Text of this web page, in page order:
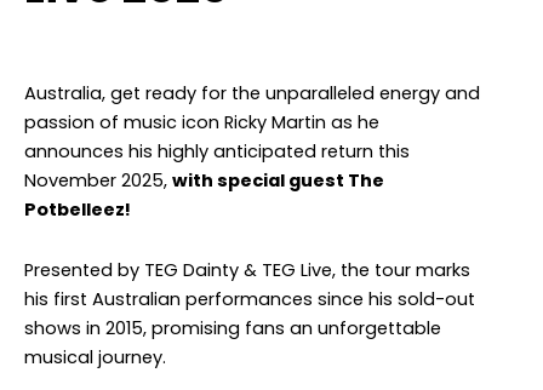
Australia, get ready for the unparalleled energy and
passion of music icon Ricky Martin as he
announces his highly anticipated return this
November 2025, with special guest The
Potbelleez!
Presented by TEG Dainty & TEG Live, the tour marks
his first Australian performances since his sold-out
shows in 2015, promising fans an unforgettable
musical journey.